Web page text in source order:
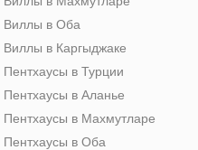
Виллы в Оба
Виллы в Каргыджаке
Пентхаусы в Турции
Пентхаусы в Аланье
Пентхаусы в Махмутларе
Пентхаусы в Оба